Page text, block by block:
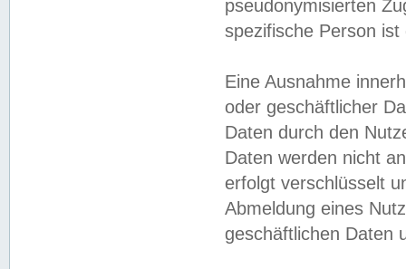
pseudonymisierten
spezifische Person
Eine Ausnahme
oder geschäftlicher
Daten durch den
Daten werden nicht
erfolgt verschlüsselt
Abmeldung eines
geschäftlichen Daten